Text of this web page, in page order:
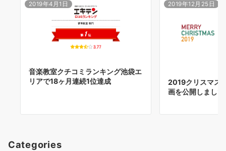
2019年4月1日
音楽教室クチコミランキング池袋エ
リアで18ヶ月連続1位達成
2019年12月25日
2019クリスマス
画を公開しました
Categories